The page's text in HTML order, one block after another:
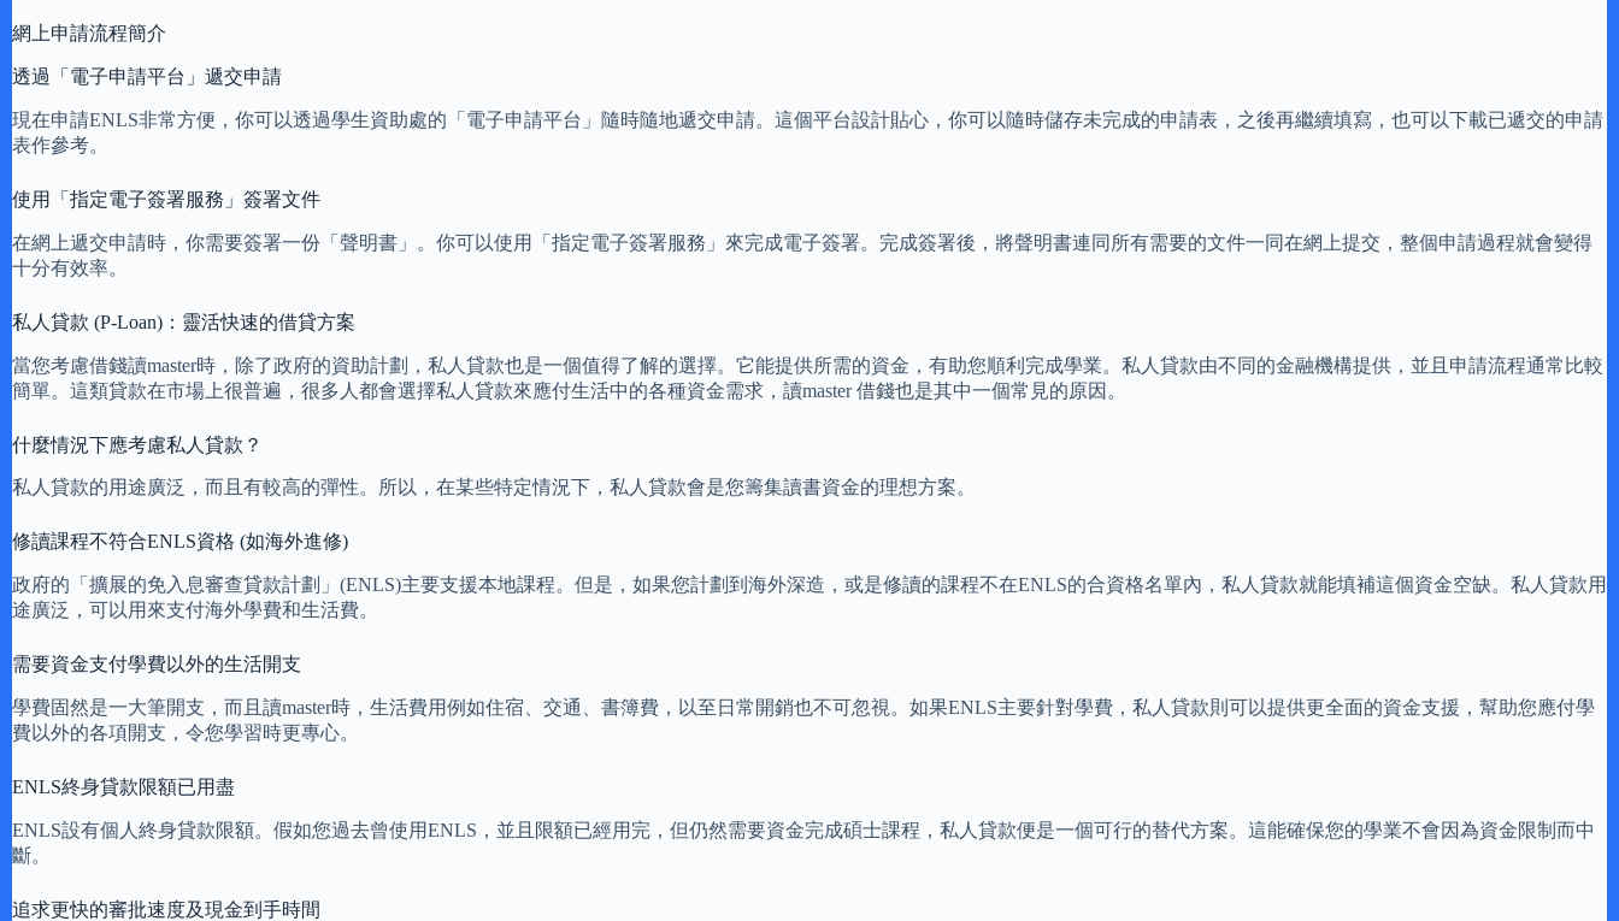
網上申請流程簡介
透過「電子申請平台」遞交申請
現在申請ENLS非常方便，你可以透過學生資助處的「電子申請平台」隨時隨地遞交申請。這個平台設計貼心，你可以隨時儲存未完成的申請表，之後再繼續填寫，也可以下載已遞交的申請
表作參考。
使用「指定電子簽署服務」簽署文件
在網上遞交申請時，你需要簽署一份「聲明書」。你可以使用「指定電子簽署服務」來完成電子簽署。完成簽署後，將聲明書連同所有需要的文件一同在網上提交，整個申請過程就會變得
十分有效率。
私人貸款 (P-Loan)：靈活快速的借貸方案
當您考慮借錢讀master時，除了政府的資助計劃，私人貸款也是一個值得了解的選擇。它能提供所需的資金，有助您順利完成學業。私人貸款由不同的金融機構提供，並且申請流程通常比較
簡單。這類貸款在市場上很普遍，很多人都會選擇私人貸款來應付生活中的各種資金需求，讀master 借錢也是其中一個常見的原因。
什麼情況下應考慮私人貸款？
私人貸款的用途廣泛，而且有較高的彈性。所以，在某些特定情況下，私人貸款會是您籌集讀書資金的理想方案。
修讀課程不符合ENLS資格 (如海外進修)
政府的「擴展的免入息審查貸款計劃」(ENLS)主要支援本地課程。但是，如果您計劃到海外深造，或是修讀的課程不在ENLS的合資格名單內，私人貸款就能填補這個資金空缺。私人貸款用
途廣泛，可以用來支付海外學費和生活費。
需要資金支付學費以外的生活開支
學費固然是一大筆開支，而且讀master時，生活費用例如住宿、交通、書簿費，以至日常開銷也不可忽視。如果ENLS主要針對學費，私人貸款則可以提供更全面的資金支援，幫助您應付學
費以外的各項開支，令您學習時更專心。
ENLS終身貸款限額已用盡
ENLS設有個人終身貸款限額。假如您過去曾使用ENLS，並且限額已經用完，但仍然需要資金完成碩士課程，私人貸款便是一個可行的替代方案。這能確保您的學業不會因為資金限制而中
斷。
追求更快的審批速度及現金到手時間